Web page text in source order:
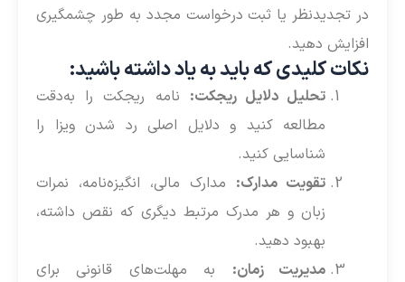
در تجدیدنظر یا ثبت درخواست مجدد به طور چشمگیری
افزایش دهید.
نکات کلیدی که باید به یاد داشته باشید:
تحلیل دلایل ریجکت: نامه ریجکت را به‌دقت
مطالعه کنید و دلایل اصلی رد شدن ویزا را
شناسایی کنید.
تقویت مدارک: مدارک مالی، انگیزه‌نامه، نمرات
زبان و هر مدرک مرتبط دیگری که نقص داشته،
بهبود دهید.
مدیریت زمان: به مهلت‌های قانونی برای